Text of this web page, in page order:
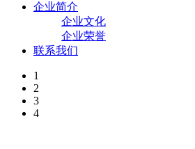
企业简介
企业文化
企业荣誉
联系我们
1
2
3
4